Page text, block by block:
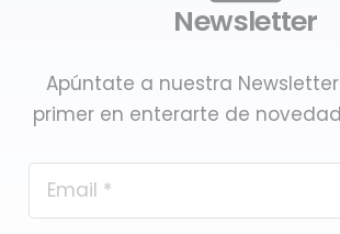
Newsletter
Apúntate a nuestra
primer en enterarte de